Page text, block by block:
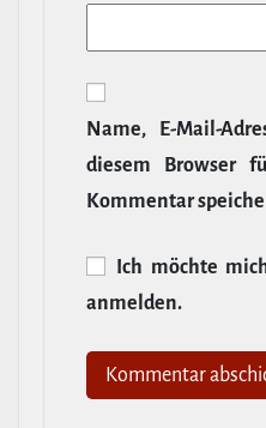
Name, E‑Mail-​
diesem Browser
Kommentar
Ich möchte
anmelden.